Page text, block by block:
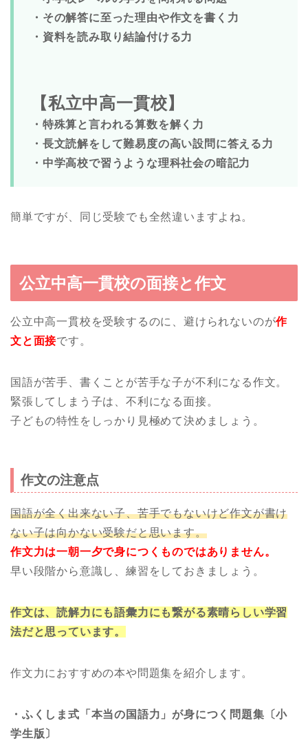
・その解答に至った理由や作文を書く力
・資料を読み取り結論付ける力
【私立中高一貫校】
・特殊算と言われる算数を解く力
・長文読解をして難易度の高い設問に答える力
・中学高校で習うような理科社会の暗記力
簡単ですが、同じ受験でも全然違いますよね。
公立中高一貫校の面接と作文
公立中高一貫校を受験するのに、避けられないのが作
文と面接です。
国語が苦手、書くことが苦手な子が不利になる作文。
緊張してしまう子は、不利になる面接。
子どもの特性をしっかり見極めて決めましょう。
作文の注意点
国語が全く出来ない子、苦手でもないけど作文が書け
ない子は向かない受験だと思います。
作文力は一朝一夕で身につくものではありません。
早い段階から意識し、練習をしておきましょう。
作文は、読解力にも語彙力にも繋がる素晴らしい学習
法だと思っています。
作文力におすすめの本や問題集を紹介します。
・ふくしま式「本当の国語力」が身につく問題集〔小
学生版〕